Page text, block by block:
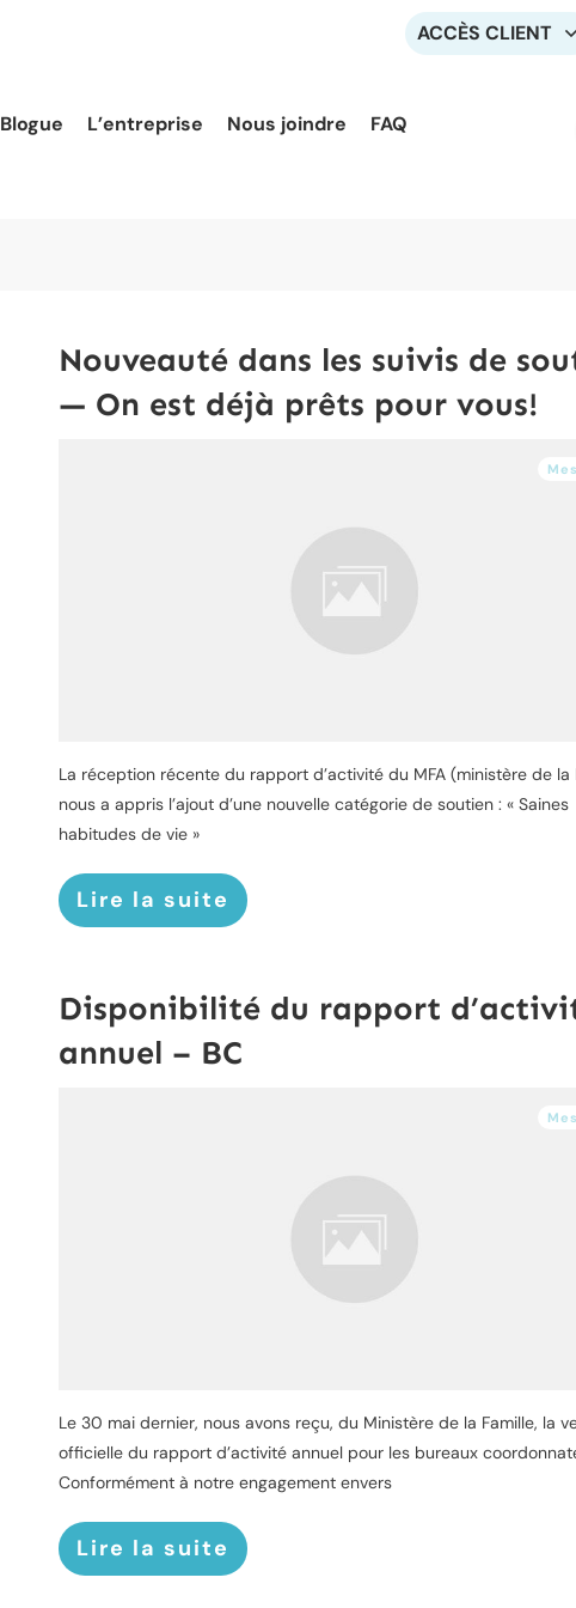
ACCÈS CLIENT
Blogue L’entreprise Nous joindre FAQ
Nouveauté dans les suivis de
— On est déjà prêts pour vous!
La réception récente du rapport d’activité du MFA (ministère de la
nous a appris l’ajout d’une nouvelle catégorie de soutien : « Saines
habitudes de vie »
Lire la suite
Disponibilité du rapport
annuel – BC
Le 30 mai dernier, nous avons reçu, du Ministère de la Famille, la
officielle du rapport d’activité annuel pour les bureaux
Conformément à notre engagement envers
Lire la suite